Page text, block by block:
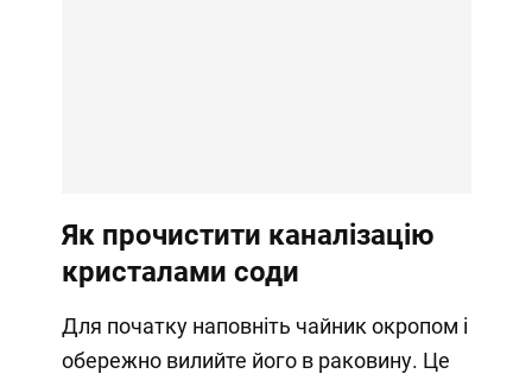
Як прочистити каналізацію
кристалами соди
Для початку наповніть чайник окропом і
обережно вилийте його в раковину. Це